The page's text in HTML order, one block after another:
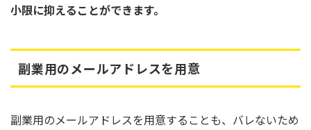
小限に抑えることができます。
副業用のメールアドレスを用意
副業用のメールアドレスを用意することも、バレないため